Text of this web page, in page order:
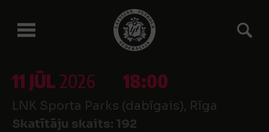
11 JŪL2026 18:00
LNK Sporta Parks (dabīgais), Rīga
Skatītāju skaits: 192